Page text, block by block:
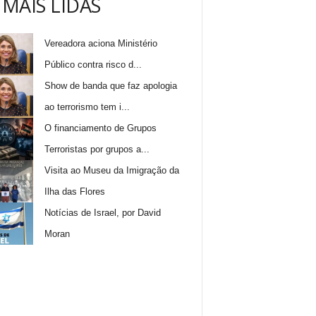
LIDAS
Vereadora aciona Ministério
Público contra risco d...
Show de banda que faz apologia
ao terrorismo tem i...
O financiamento de Grupos
Terroristas por grupos a...
Visita ao Museu da Imigração da
Ilha das Flores
Notícias de Israel, por David
Moran